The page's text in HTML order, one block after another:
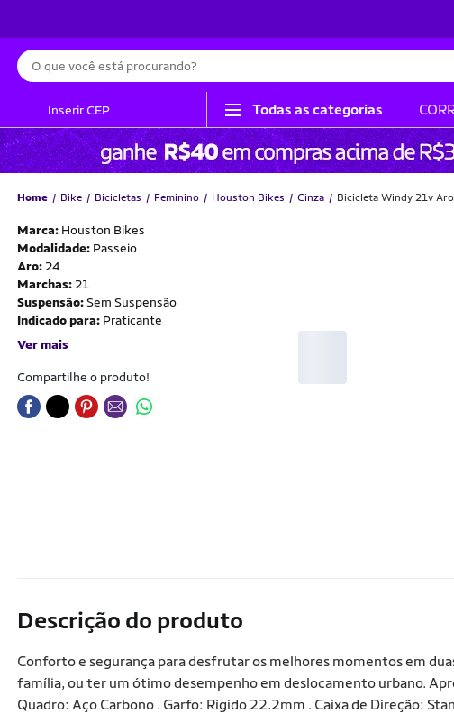
Busca
Inserir CEP Todas as categorias
Home Bike Bicicletas Feminino Houston Bikes Cinza Bicicleta Windy 21v
Marca: Houston Bikes
Modalidade: Passeio
Aro: 24
Marchas: 21
Suspensão:Sem Suspensão
Indicado para: Praticante
Ver mais
Compartilhe o produto!
Descrição do produto
Conforto e segurança para desfrutar os melhores momentos em
família, ou ter um ótimo desempenho em deslocamento urbano.
Quadro: Aço Carbono . Garfo: Rígido 22.2mm . Caixa de Direção: